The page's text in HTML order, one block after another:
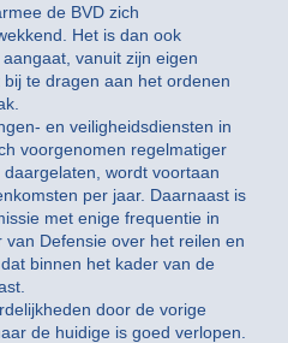
de BVD zich
Het is dan ook
vanuit zijn eigen
te dragen aan het ordenen
en veiligheidsdiensten in
voorgenomen regelmatiger
wordt voortaan
per jaar. Daarnaast is
met enige frequentie in
Defensie over het reilen en
binnen het kader van de
door de vorige
de huidige is goed verlopen.